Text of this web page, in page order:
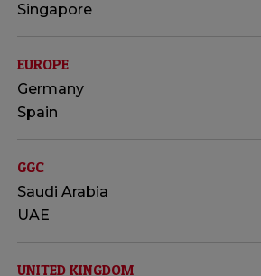
Singapore
EUROPE
Germany
Spain
GGC
Saudi Arabia
UAE
UNITED KINGDOM